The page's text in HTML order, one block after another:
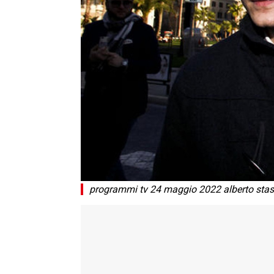
programmi tv 24 maggio 2022 alberto